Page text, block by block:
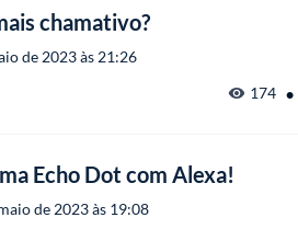
chamativo?
de 2023 às 21:26
174 •
Echo Dot com Alexa!
de 2023 às 19:08